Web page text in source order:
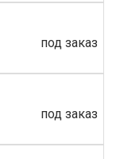
под заказ
под заказ